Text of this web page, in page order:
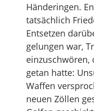
Händeringen.
tatsächlich
Entsetzen
gelungen war,
getan hatte:
Waffen
neuen Zöllen